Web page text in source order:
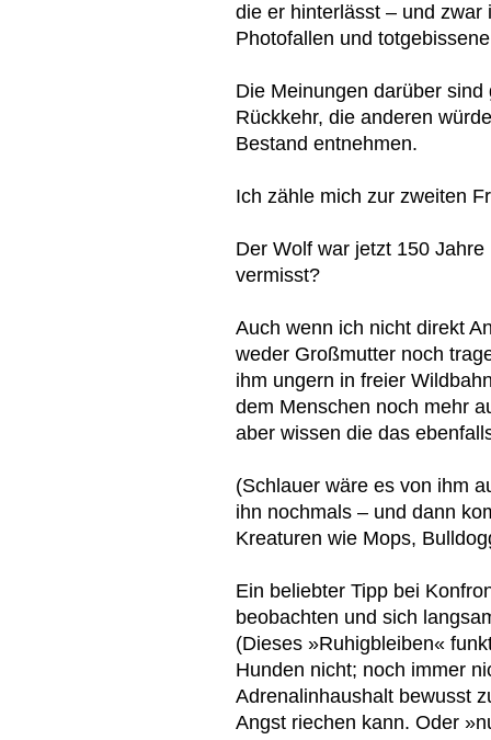
die er hinterlässt – und
Photofallen und
Die Meinungen darüber
Rückkehr, die anderen
Bestand entnehmen.
Ich zähle mich zur zweiten
Der Wolf war jetzt 150
vermisst?
Auch wenn ich nicht direkt
weder Großmutter noch
ihm ungern in freier
dem Menschen noch mehr
aber wissen die das
(Schlauer wäre es von ihm
ihn nochmals – und dann
Kreaturen wie Mops,
Ein beliebter Tipp bei
beobachten und sich
(Dieses »Ruhigbleiben«
Hunden nicht; noch immer
Adrenalinhaushalt bewusst
Angst riechen kann. Oder